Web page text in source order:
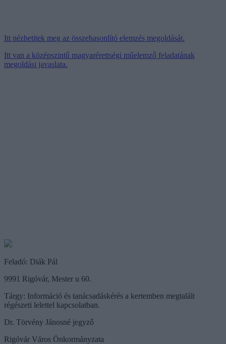
Itt nézhetitek meg az összehasonlító elemzés megoldását.
Itt van a középszintű magyarérettségi műelemző feladatának
megoldási javaslata.
Feladó: Diák Pál
9991 Rigóvár, Mester u 60.
Tárgy: Információ és tanácsadáskérés a kertemben megtalált
régészeti lelettel kapcsolatban.
Dr. Törvény Jánosné jegyző
Rigóvár Város Önkormányzata